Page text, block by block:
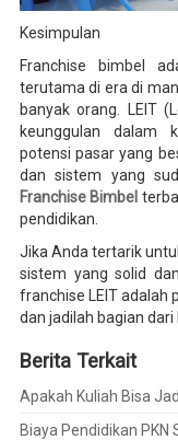
Kesimpulan
Franchise bimbel
terutama di era di
banyak orang. LEIT
keunggulan dalam
potensi pasar yang
dan sistem yang
Franchise Bimbel
pendidikan.
Jika Anda tertarik
sistem yang solid
franchise LEIT adalah
dan jadilah bagian
Berita Terkait
Apakah Kuliah Bisa
Biaya Pendidikan PKN